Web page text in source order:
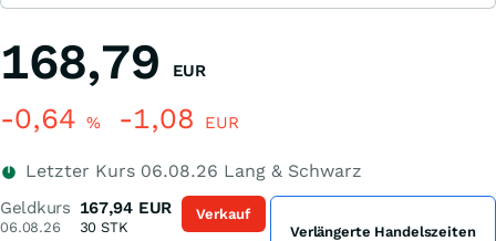
168,79 EUR
-0,64 % -1,08 EUR
Letzter Kurs 06.08.26 Lang & Schwarz
Geldkurs
06.08.26
167,94 EUR
30 STK
Verkauf
Verlängerte Handelszeiten